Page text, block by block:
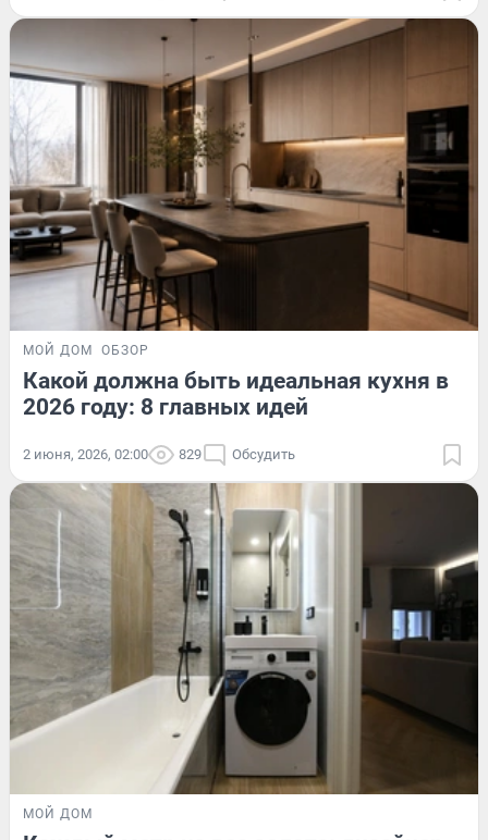
МОЙ ДОМ ОБЗОР
Какой должна быть идеальная кухня в
2026 году: 8 главных идей
2 июня, 2026, 02:00 829 Обсудить
МОЙ ДОМ